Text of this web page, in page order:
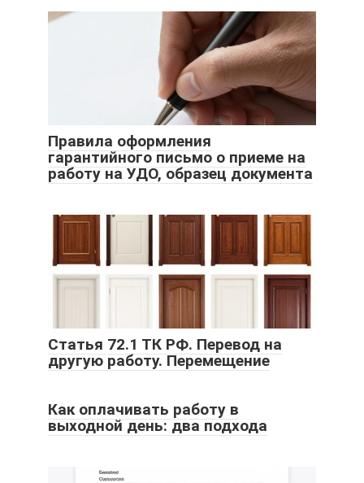
Правила оформления
гарантийного письмо о приеме на
работу на УДО, образец документа
Статья 72.1 ТК РФ. Перевод на
другую работу. Перемещение
Как оплачивать работу в
выходной день: два подхода